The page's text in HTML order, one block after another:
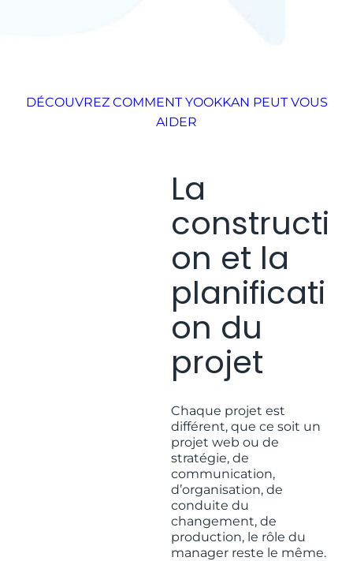
DÉCOUVREZ COMMENT YOOKKAN PEUT VOUS
AIDER
La
constructi
on et la
planificati
on du
projet
Chaque projet est
différent, que ce soit un
projet web ou de
stratégie, de
communication,
d’organisation, de
conduite du
changement, de
production, le rôle du
manager reste le même.